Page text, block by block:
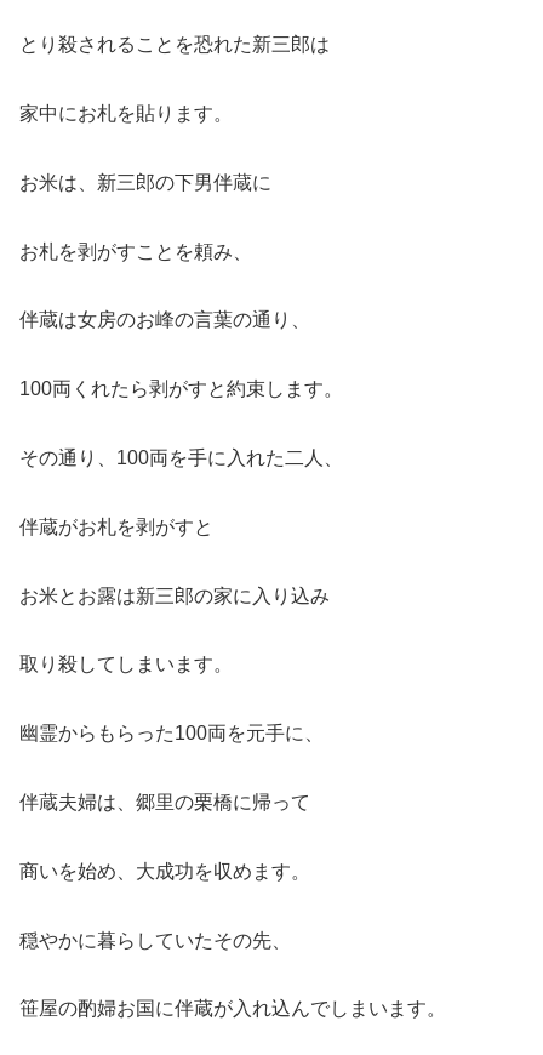
とり殺されることを恐れた新三郎は
家中にお札を貼ります。
お米は、新三郎の下男伴蔵に
お札を剥がすことを頼み、
伴蔵は女房のお峰の言葉の通り、
100両くれたら剥がすと約束します。
その通り、100両を手に入れた二人、
伴蔵がお札を剥がすと
お米とお露は新三郎の家に入り込み
取り殺してしまいます。
幽霊からもらった100両を元手に、
伴蔵夫婦は、郷里の栗橋に帰って
商いを始め、大成功を収めます。
穏やかに暮らしていたその先、
笹屋の酌婦お国に伴蔵が入れ込んでしまいます。